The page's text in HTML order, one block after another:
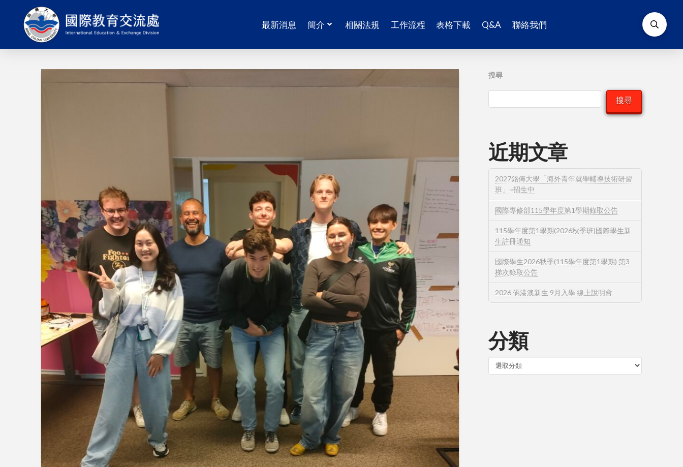
最新消息 簡介 相關法規 工作流程 表格下載 Q&A 聯絡我們
搜尋
搜尋
近期文章
2027銘傳大學「海外青年就學輔導技術研習
班」~招生中
國際專修部115學年度第1學期錄取公告
115學年度第1學期(2026秋季班)國際學生新
生註冊通知
國際學生2026秋季(115學年度第1學期) 第3
梯次錄取公告
2026 僑港澳新生 9月入學 線上說明會
分類
類